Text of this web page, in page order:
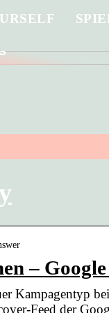
Sie ein in die
–
Kampagentyp
Feed der